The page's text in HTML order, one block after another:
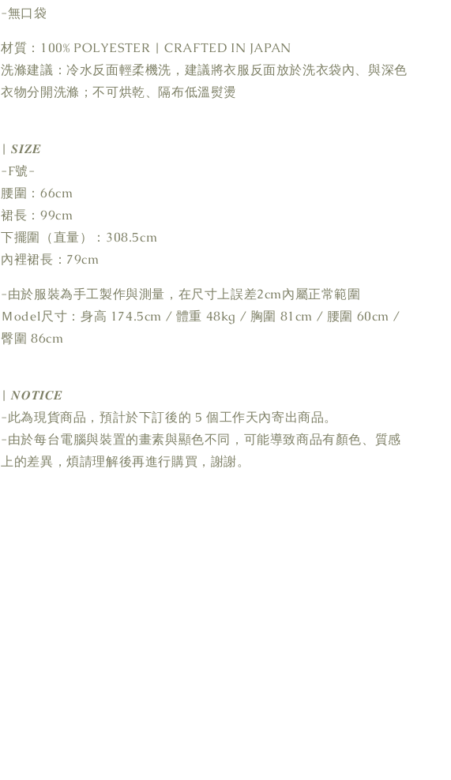
-無口袋
材質：100% POLYESTER | CRAFTED IN JAPAN
洗滌建議：冷水反面輕柔機洗，建議將衣服反面放於洗衣袋內、與深色
衣物分開洗滌；不可烘乾、隔布低溫熨燙
| 𝑺𝑰𝒁𝑬
-F號-
腰圍：66cm
裙長：99cm
下擺圍（直量）：308.5cm
內裡裙長：79cm
-由於服裝為手工製作與測量，在尺寸上誤差2cm內屬正常範圍
Ｍodel尺寸：身高 174.5cm / 體重 48kg / 胸圍 81cm / 腰圍 60cm /
臀圍 86cm
| 𝑵𝑶𝑻𝑰𝑪𝑬
-此為現貨商品，預計於下訂後的 5 個工作天內寄出商品。
-由於每台電腦與裝置的畫素與顯色不同，可能導致商品有顏色、質感
上的差異，煩請理解後再進行購買，謝謝。